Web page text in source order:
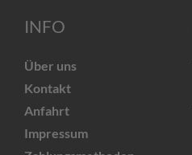
INFO
Über uns
Kontakt
Anfahrt
Impressum